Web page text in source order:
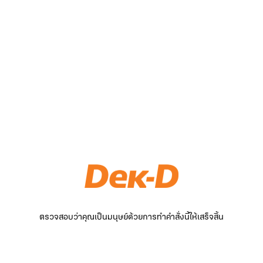
ตรวจสอบว่าคุณเป็นมนุษย์ด้วยการทำคำสั่งนี้ให้เสร็จสิ้น